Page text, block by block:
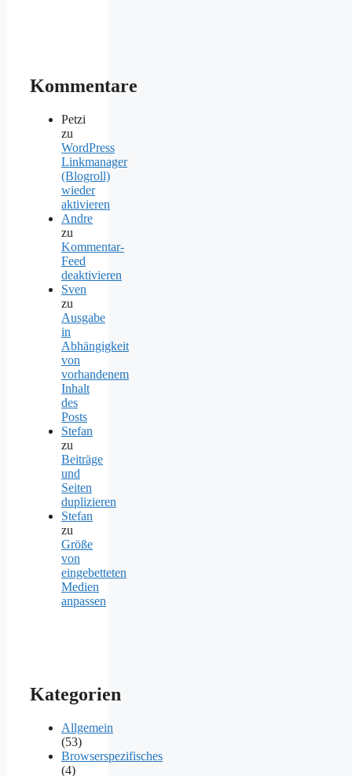
Kommentare
Petzi
zu
WordPress
Linkmanager
(Blogroll)
wieder
aktivieren
Andre
zu
Kommentar-
Feed
deaktivieren
Sven
zu
Ausgabe
in
Abhängigkeit
von
vorhandenem
Inhalt
des
Posts
Stefan
zu
Beiträge
und
Seiten
duplizieren
Stefan
zu
Größe
von
eingebetteten
Medien
anpassen
Kategorien
Allgemein
(53)
Browserspezifisches
(4)